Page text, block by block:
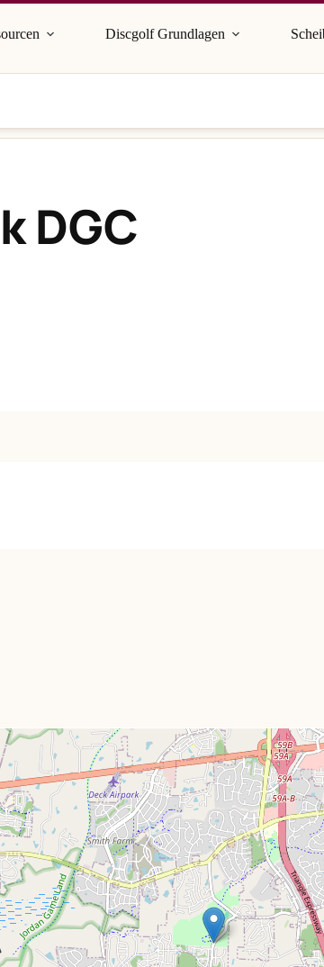
Discgolf Grundlagen
DGC